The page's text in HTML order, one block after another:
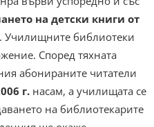
на детски книги от
. Училищните библиотеки
Според тяхната
абонираните читатели
г. насам, а училищата се
на библиотекарите